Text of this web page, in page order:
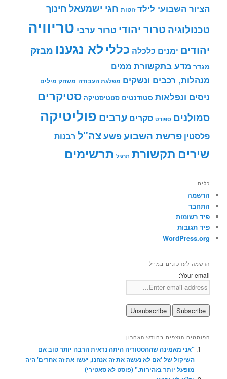
הציור השבועי לילד זוטות חגי ישמעאל חינוך
טכנולוגיה טרור יהודי טרור ערבי טריוויה
יהודים ימנים כלכלה כללי לא נגענו מבזק
מגדר מדע בתקשורת ממים
מנהלות, רכבים ונשקים מפלגת העבודה משחק מילים
ניסים ונפלאות סטודנטים סטטיסטיקה סטיקרים
סמולנים ספורט סקרים ערבים פוליטיקה
פלסטין פרשת השבועפשעצה"ל רבנות
שירים תקשורת תרגיל תרשימים
כלים
הרשמה
התחבר
פיד רשומות
פיד תגובות
WordPress.org
הרשמה לעדכונים במייל
Your email:
הפוסטים הנצפים בחודש האחרון
"אני מאמינה שההסטוריה היתה נראית הרבה יותר טוב אם
השיקול של 'אם לא נעשה את זה אנחנו, יעשו את זה אחרים' היה
מופעל יותר בזהירות." (פוסט לא סאטירי)